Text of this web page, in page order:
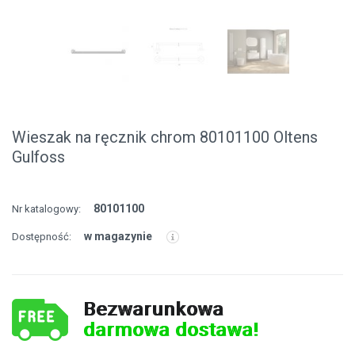
Wieszak na ręcznik chrom 80101100 Oltens
Gulfoss
Nr katalogowy: 80101100
Dostępność: w magazynie
Bezwarunkowa
darmowa dostawa!